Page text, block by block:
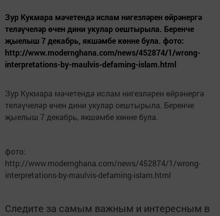
Зур Кукмара мәчетендә ислам нигезләрен өйрәнергә
теләүчеләр өчен дини укулар оештырыла. Беренче
җыелыш 7 декабрь, якшәмбе көнне була. фото:
http://www.modernghana.com/news/452874/1/wrong-
interpretations-by-maulvis-defaming-islam.html
Зур Кукмара мәчетендә ислам нигезләрен өйрәнергә
теләүчеләр өчен дини укулар оештырыла. Беренче
җыелыш 7 декабрь, якшәмбе көнне була.
фото:
http://www.modernghana.com/news/452874/1/wrong-
interpretations-by-maulvis-defaming-islam.html
Следите за самым важным и интересным в